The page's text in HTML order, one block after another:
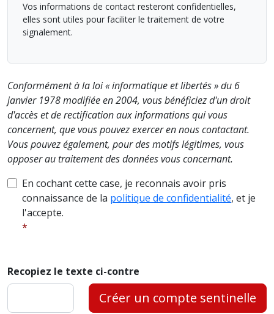
Vos informations de contact resteront confidentielles,
elles sont utiles pour faciliter le traitement de votre
signalement.
Conformément à la loi « informatique et libertés » du 6
janvier 1978 modifiée en 2004, vous bénéficiez d'un droit
d'accès et de rectification aux informations qui vous
concernent, que vous pouvez exercer en nous contactant.
Vous pouvez également, pour des motifs légitimes, vous
opposer au traitement des données vous concernant.
En cochant cette case, je reconnais avoir pris
connaissance de la politique de confidentialité, et je
l'accepte.
Recopiez le texte ci-contre
Créer un compte sentinelle